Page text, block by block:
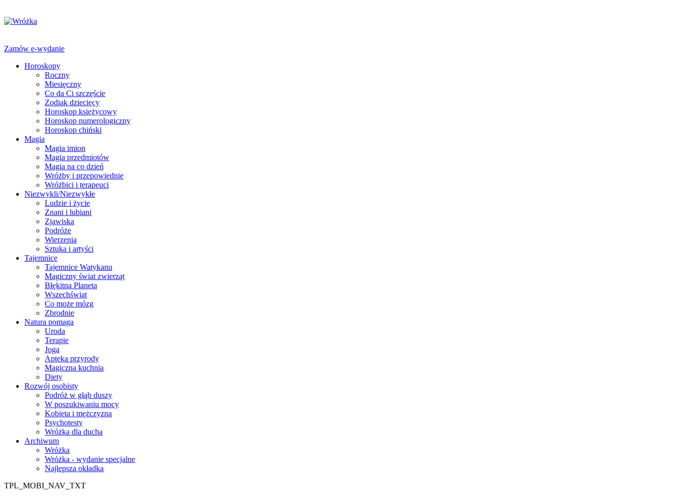
Zamów e-wydanie
Horoskopy
Roczny
Miesięczny
Co da Ci szczęście
Zodiak dziecięcy
Horoskop księżycowy
Horoskop numerologiczny
Horoskop chiński
Magia
Magia imion
Magia przedmiotów
Magia na co dzień
Wróżby i przepowiednie
Wróżbici i terapeuci
Niezwykli/Niezwykłe
Ludzie i życie
Znani i lubiani
Zjawiska
Podróże
Wierzenia
Sztuka i artyści
Tajemnice
Tajemnice Watykanu
Magiczny świat zwierząt
Błękitna Planeta
Wszechświat
Co może mózg
Zbrodnie
Natura pomaga
Uroda
Terapie
Joga
Apteka przyrody
Magiczna kuchnia
Diety
Rozwój osobisty
Podróż w głąb duszy
W poszukiwaniu mocy
Kobieta i mężczyzna
Psychotesty
Wróżka dla ducha
Archiwum
Wróżka
Wróżka - wydanie specjalne
Najlepsza okładka
TPL_MOBI_NAV_TXT